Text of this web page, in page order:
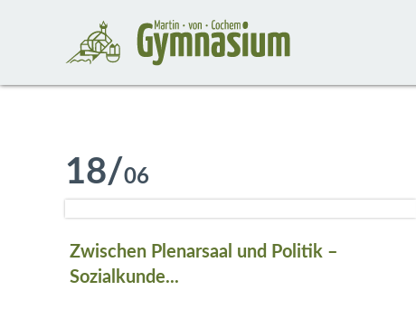
18/06
Zwischen Plenarsaal und Politik –
Sozialkunde...